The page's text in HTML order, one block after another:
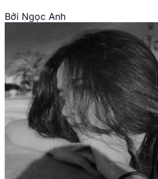
Bởi Ngọc Anh